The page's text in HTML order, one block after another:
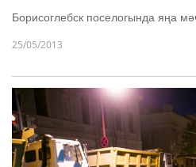
Борисоглебск поселогында яңа
25/05/2013